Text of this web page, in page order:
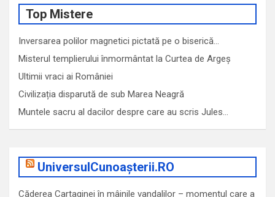
Top Mistere
Inversarea polilor magnetici pictată pe o biserică…
Misterul templierului înmormântat la Curtea de Argeș
Ultimii vraci ai României
Civilizația disparută de sub Marea Neagră
Muntele sacru al dacilor despre care au scris Jules…
UniversulCunoașterii.RO
Căderea Cartaginei în mâinile vandalilor – momentul care a